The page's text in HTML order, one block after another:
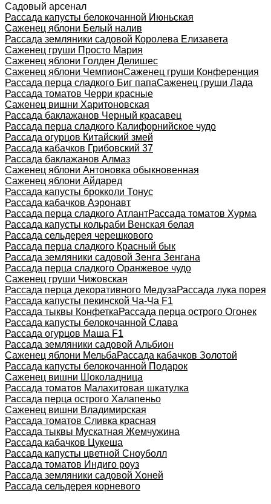
Садовый арсенал
Рассада капусты белокочанной Июньская
Саженец яблони Белый налив
Рассада земляники садовой Королева Елизавета
Саженец груши Просто Мария
Саженец яблони Голден Делишес
Саженец яблони ЧемпионСаженец груши Конференция
Рассада перца сладкого Биг папаСаженец груши Лада
Рассада томатов Черри красные
Саженец вишни Харитоновская
Рассада баклажанов Черный красавец
Рассада перца сладкого Калифорнийское чудо
Рассада огурцов Китайский змей
Рассада кабачков Грибовский 37
Рассада баклажанов Алмаз
Саженец яблони Антоновка обыкновенная
Саженец яблони Айдаред
Рассада капусты брокколи Тонус
Рассада кабачков Аэронавт
Рассада перца сладкого АтлантРассада томатов Хурма
Рассада капусты кольраби Венская белая
Рассада сельдерея черешкового
Рассада перца сладкого Красный бык
Рассада земляники садовой Зенга Зенгана
Рассада перца сладкого Оранжевое чудо
Саженец груши Чижовская
Рассада перца декоративного МедузаРассада лука порея
Рассада капусты пекинской Ча-Ча F1
Рассада тыквы КонфеткаРассада перца острого Огонек
Рассада капусты белокочанной Слава
Рассада огурцов Маша F1
Рассада земляники садовой Альбион
Саженец яблони МельбаРассада кабачков Золотой
Рассада капусты белокочанной Подарок
Саженец вишни Шоколадница
Рассада томатов Малахитовая шкатулка
Рассада перца острого Халапеньо
Саженец вишни Владимирская
Рассада томатов Сливка красная
Рассада тыквы Мускатная Жемчужина
Рассада кабачков Цукеша
Рассада капусты цветной Сноуболл
Рассада томатов Индиго роуз
Рассада земляники садовой Хоней
Рассада сельдерея корневого